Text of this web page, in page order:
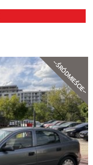
--ŚRÓDMIEŚCIE--